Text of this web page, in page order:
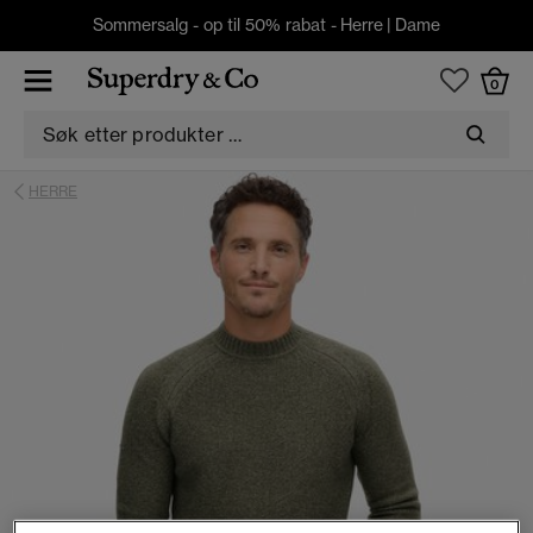
Sommersalg - op til 50% rabat - Herre | Dame
0
HERRE